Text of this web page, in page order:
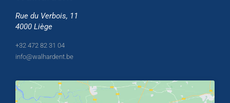
Rue du Verbois, 11
4000 Liège
+32 472 82 31 04
info@walhardent.be